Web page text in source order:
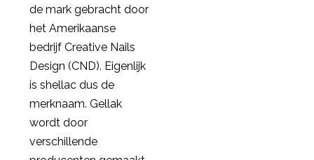
de mark gebracht door
het Amerikaanse
bedrijf Creative Nails
Design (CND). Eigenlijk
is shellac dus de
merknaam. Gellak
wordt door
verschillende